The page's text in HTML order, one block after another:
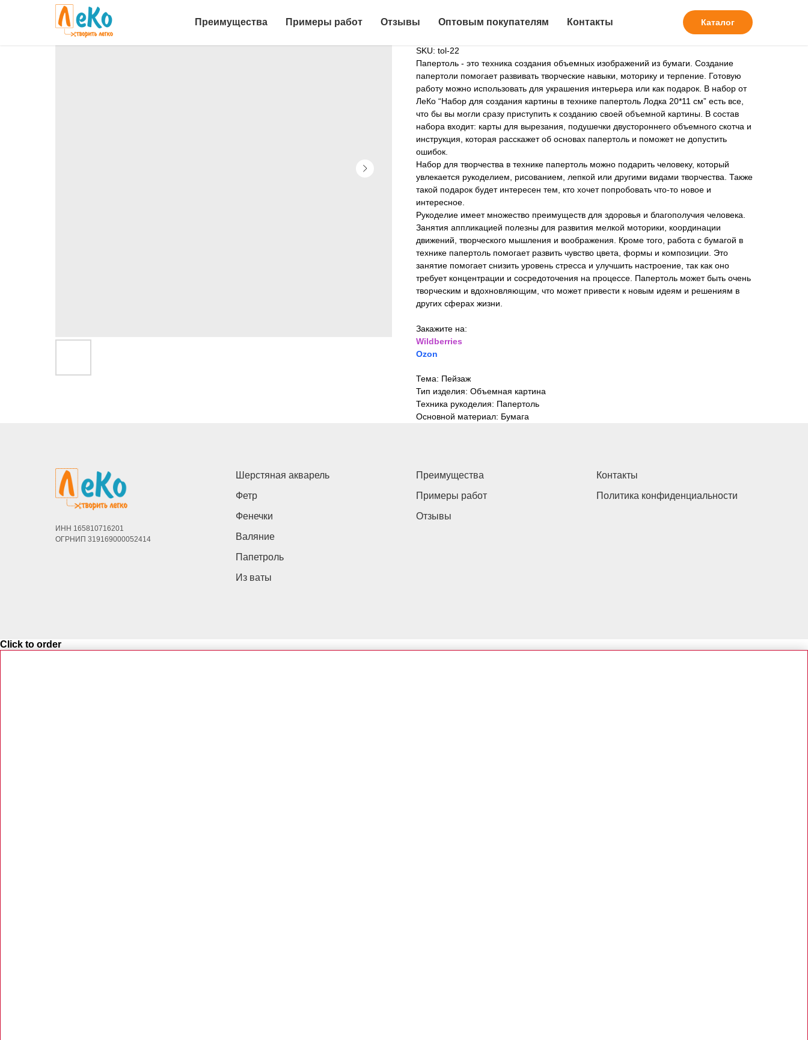
Преимущества Примеры работ Отзывы Оптовым покупателям Контакты Каталог
Набор для создания картины в
технике папертоль Лодка 20*11 см
SKU: tol-22
Папертоль - это техника создания объемных изображений из бумаги. Создание
папертоли помогает развивать творческие навыки, моторику и терпение. Готовую
работу можно использовать для украшения интерьера или как подарок. В набор от
ЛеКо “Набор для создания картины в технике папертоль Лодка 20*11 см” есть все,
что бы вы могли сразу приступить к созданию своей объемной картины. В состав
набора входит: карты для вырезания, подушечки двустороннего объемного скотча и
инструкция, которая расскажет об основах папертоль и поможет не допустить
ошибок.
Набор для творчества в технике папертоль можно подарить человеку, который
увлекается рукоделием, рисованием, лепкой или другими видами творчества. Также
такой подарок будет интересен тем, кто хочет попробовать что-то новое и
интересное.
Рукоделие имеет множество преимуществ для здоровья и благополучия человека.
Занятия аппликацией полезны для развития мелкой моторики, координации
движений, творческого мышления и воображения. Кроме того, работа с бумагой в
технике папертоль помогает развить чувство цвета, формы и композиции. Это
занятие помогает снизить уровень стресса и улучшить настроение, так как оно
требует концентрации и сосредоточения на процессе. Папертоль может быть очень
творческим и вдохновляющим, что может привести к новым идеям и решениям в
других сферах жизни.
Закажите на:
Wildberries
Ozon
Тема: Пейзаж
Тип изделия: Объемная картина
Техника рукоделия: Папертоль
Основной материал: Бумага
ИНН 165810716201
ОГРНИП 319169000052414
Шерстяная акварель
Фетр
Фенечки
Валяние
Папетроль
Из ваты
Преимущества
Примеры работ
Отзывы
Контакты
Политика конфиденциальности
Click to order